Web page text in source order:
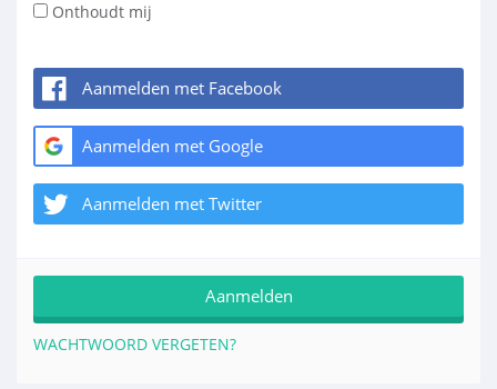
Onthoudt mij
Aanmelden met Facebook
Aanmelden met Google
Aanmelden met Twitter
WACHTWOORD VERGETEN?